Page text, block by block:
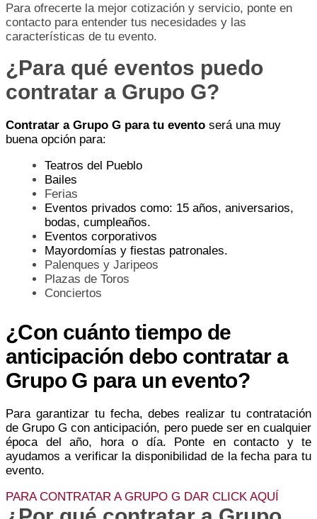
Para ofrecerte la mejor cotización y servicio, ponte en
contacto para entender tus necesidades y las
características de tu evento.
¿Para qué eventos puedo
contratar a Grupo G?
Contratar a Grupo G para tu evento será una muy
buena opción para:
Teatros del Pueblo
Bailes
Ferias
Eventos privados como: 15 años, aniversarios,
bodas, cumpleaños.
Eventos corporativos
Mayordomías y fiestas patronales.
Palenques y Jaripeos
Plazas de Toros
Conciertos
¿Con cuánto tiempo de
anticipación debo contratar a
Grupo G para un evento?
Para garantizar tu fecha, debes realizar tu contratación
de Grupo G con anticipación, pero puede ser en cualquier
época del año, hora o día. Ponte en contacto y te
ayudamos a verificar la disponibilidad de la fecha para tu
evento.
PARA CONTRATAR A GRUPO G DAR CLICK AQUÍ